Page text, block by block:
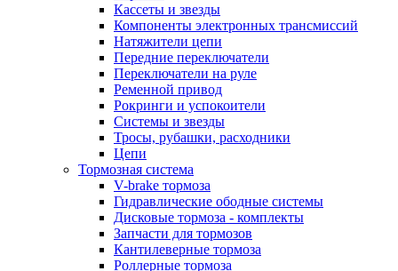
Кассеты и звезды
Компоненты электронных трансмиссий
Натяжители цепи
Передние переключатели
Переключатели на руле
Ременной привод
Рокринги и успокоители
Системы и звезды
Тросы, рубашки, расходники
Цепи
Тормозная система
V-brake тормоза
Гидравлические ободные системы
Дисковые тормоза - комплекты
Запчасти для тормозов
Кантилеверные тормоза
Роллерные тормоза